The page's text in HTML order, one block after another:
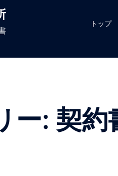
トップ
ー: 契約